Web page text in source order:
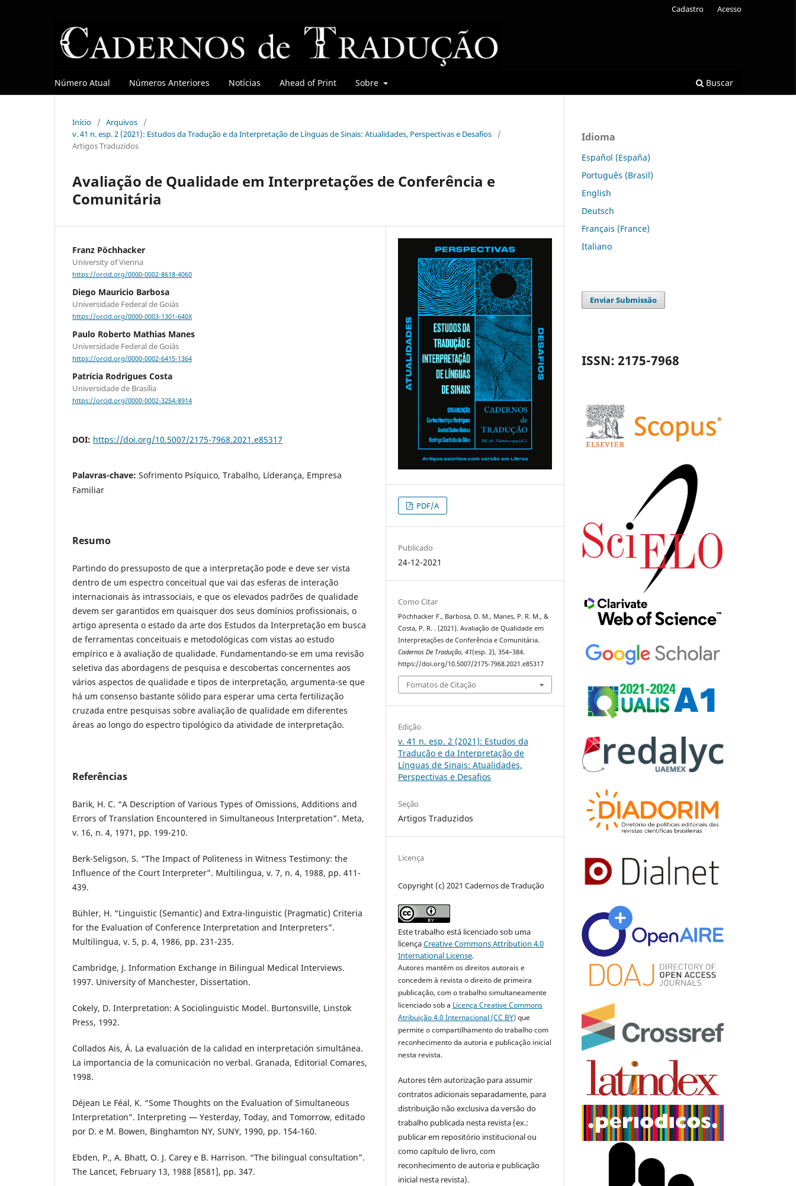
Número Atual Números Anteriores Notícias Ahead of Print Sobre Buscar
Cadastro Acesso
Início / Arquivos
/
v. 41 n. esp. 2 (2021): Estudos da Tradução e da Interpretação de Línguas de Sinais: Atualidades, Perspectivas e Desafios
/
Artigos Traduzidos
Avaliação de Qualidade em Interpretações de Conferência e
Comunitária
Franz Pöchhacker
University of Vienna
https://orcid.org/0000-0002-8618-4060
Diego Mauricio Barbosa
Universidade Federal de Goiás
https://orcid.org/0000-0003-1301-640X
Paulo Roberto Mathias Manes
Universidade Federal de Goiás
https://orcid.org/0000-0002-6415-1364
Patrícia Rodrigues Costa
Universidade de Brasília
https://orcid.org/0000-0002-3254-8914
DOI: https://doi.org/10.5007/2175-7968.2021.e85317
Palavras-chave: Sofrimento Psíquico, Trabalho, Líderança, Empresa
Familiar
Resumo
Partindo do pressuposto de que a interpretação pode e deve ser vista
dentro de um espectro conceitual que vai das esferas de interação
internacionais às intrassociais, e que os elevados padrões de qualidade
devem ser garantidos em quaisquer dos seus domínios profissionais, o
artigo apresenta o estado da arte dos Estudos da Interpretação em busca
de ferramentas conceituais e metodológicas com vistas ao estudo
empírico e à avaliação de qualidade. Fundamentando-se em uma revisão
seletiva das abordagens de pesquisa e descobertas concernentes aos
vários aspectos de qualidade e tipos de interpretação, argumenta-se que
há um consenso bastante sólido para esperar uma certa fertilização
cruzada entre pesquisas sobre avaliação de qualidade em diferentes
áreas ao longo do espectro tipológico da atividade de interpretação.
Referências
Barik, H. C. “A Description of Various Types of Omissions, Additions and
Errors of Translation Encountered in Simultaneous Interpretation”. Meta,
v. 16, n. 4, 1971, pp. 199-210.
Berk-Seligson, S. “The Impact of Politeness in Witness Testimony: the
Influence of the Court Interpreter”. Multilingua, v. 7, n. 4, 1988, pp. 411-
439.
Bühler, H. “Linguistic (Semantic) and Extra-linguistic (Pragmatic) Criteria
for the Evaluation of Conference Interpretation and Interpreters”.
Multilingua, v. 5, p. 4, 1986, pp. 231-235.
Cambridge, J. Information Exchange in Bilingual Medical Interviews.
1997. University of Manchester, Dissertation.
Cokely, D. Interpretation: A Sociolinguistic Model. Burtonsville, Linstok
Press, 1992.
Collados Ais, Á. La evaluación de la calidad en interpretación simultánea.
La importancia de la comunicación no verbal. Granada, Editorial Comares,
1998.
Déjean Le Féal, K. “Some Thoughts on the Evaluation of Simultaneous
Interpretation”. Interpreting — Yesterday, Today, and Tomorrow, editado
por D. e M. Bowen, Binghamton NY, SUNY, 1990, pp. 154-160.
Ebden, P., A. Bhatt, O. J. Carey e B. Harrison. “The bilingual consultation”.
The Lancet, February 13, 1988 [8581], pp. 347.
PDF/A
Publicado
24-12-2021
Como Citar
Pöchhacker F., Barbosa, D. M., Manes, P. R. M., &
Costa, P. R. . (2021). Avaliação de Qualidade em
Interpretações de Conferência e Comunitária.
Cadernos De Tradução,41(esp. 2), 354–384.
https://doi.org/10.5007/2175-7968.2021.e85317
Fomatos de Citação
Edição
v. 41 n. esp. 2 (2021): Estudos da
Tradução e da Interpretação de
Línguas de Sinais: Atualidades,
Perspectivas e Desafios
Seção
Artigos Traduzidos
Licença
Copyright (c) 2021 Cadernos de Tradução
Este trabalho está licenciado sob uma
licençaCreative Commons Attribution 4.0
International License.
Autores mantêm os direitos autorais e
concedem à revista o direito de primeira
publicação, com o trabalho simultaneamente
licenciado sob a Licença Creative Commons
Atribuição 4.0 Internacional (CC BY)que
permite o compartilhamento do trabalho com
reconhecimento da autoria e publicação inicial
nesta revista.
Autores têm autorização para assumir
contratos adicionais separadamente, para
distribuição não exclusiva da versão do
trabalho publicada nesta revista (ex.:
publicar em repositório institucional ou
como capítulo de livro, com
reconhecimento de autoria e publicação
inicial nesta revista).
Idioma
Español (España)
Português (Brasil)
English
Deutsch
Français (France)
Italiano
Enviar Submissão
ISSN: 2175-7968